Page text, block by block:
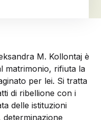
M. Kollontaj è
matrimonio, rifiuta la
per lei. Si tratta
di ribellione con i
delle istituzioni